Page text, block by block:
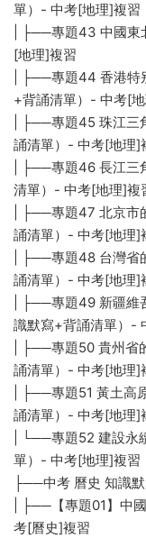
單）- 中考[地理]複習
| ├──專題43 中國東
[地理]複習
| ├──專題44 香港特
+背誦清單）- 中考[
| ├──專題45 珠江三
誦清單）- 中考[地理]
| ├──專題46 長江三
清單）- 中考[地理]複
| ├──專題47 北京市
誦清單）- 中考[地理]
| ├──專題48 台灣省
誦清單）- 中考[地理]
| ├──專題49 新疆維
識默寫+背誦清單）-
| ├──專題50 貴州省
誦清單）- 中考[地理]
| ├──專題51 黃土高
誦清單）- 中考[地理]
| └──專題52 建設永
單）- 中考[地理]複習
├──中考 曆史 知識
| ├──【專題01】中
考[曆史]複習